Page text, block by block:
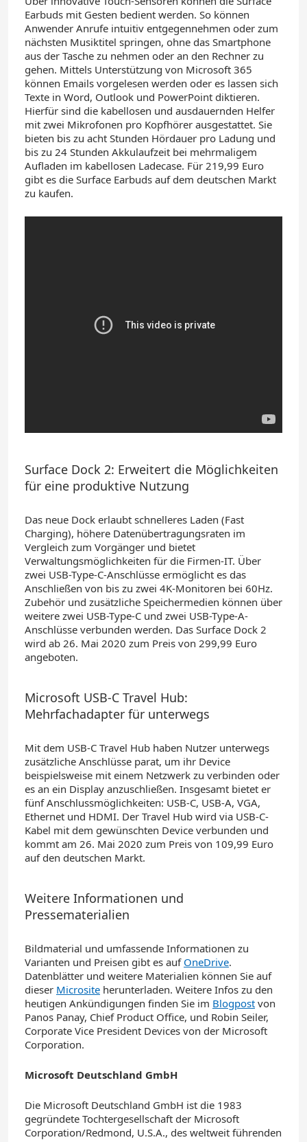
Earbuds mit Gesten bedient werden. So können
Anwender Anrufe intuitiv entgegennehmen oder zum
nächsten Musiktitel springen, ohne das Smartphone
aus der Tasche zu nehmen oder an den Rechner zu
gehen. Mittels Unterstützung von Microsoft 365
können Emails vorgelesen werden oder es lassen sich
Texte in Word, Outlook und PowerPoint diktieren.
Hierfür sind die kabellosen und ausdauernden Helfer
mit zwei Mikrofonen pro Kopfhörer ausgestattet. Sie
bieten bis zu acht Stunden Hördauer pro Ladung und
bis zu 24 Stunden Akkulaufzeit bei mehrmaligem
Aufladen im kabellosen Ladecase. Für 219,99 Euro
gibt es die Surface Earbuds auf dem deutschen Markt
zu kaufen.
Surface Dock 2: Erweitert die Möglichkeiten
für eine produktive Nutzung
Das neue Dock erlaubt schnelleres Laden (Fast
Charging), höhere Datenübertragungsraten im
Vergleich zum Vorgänger und bietet
Verwaltungsmöglichkeiten für die Firmen-IT. Über
zwei USB-Type-C-Anschlüsse ermöglicht es das
Anschließen von bis zu zwei 4K-Monitoren bei 60Hz.
Zubehör und zusätzliche Speichermedien können über
weitere zwei USB-Type-C und zwei USB-Type-A-
Anschlüsse verbunden werden. Das Surface Dock 2
wird ab 26. Mai 2020 zum Preis von 299,99 Euro
angeboten.
Microsoft USB-C Travel Hub:
Mehrfachadapter für unterwegs
Mit dem USB-C Travel Hub haben Nutzer unterwegs
zusätzliche Anschlüsse parat, um ihr Device
beispielsweise mit einem Netzwerk zu verbinden oder
es an ein Display anzuschließen. Insgesamt bietet er
fünf Anschlussmöglichkeiten: USB-C, USB-A, VGA,
Ethernet und HDMI. Der Travel Hub wird via USB-C-
Kabel mit dem gewünschten Device verbunden und
kommt am 26. Mai 2020 zum Preis von 109,99 Euro
auf den deutschen Markt.
Weitere Informationen und
Pressematerialien
Bildmaterial und umfassende Informationen zu
Varianten und Preisen gibt es auf OneDrive.
Datenblätter und weitere Materialien können Sie auf
dieser Microsite herunterladen. Weitere Infos zu den
heutigen Ankündigungen finden Sie im Blogpost von
Panos Panay, Chief Product Office, und Robin Seiler,
Corporate Vice President Devices von der Microsoft
Corporation.
Microsoft Deutschland GmbH
Die Microsoft Deutschland GmbH ist die 1983
gegründete Tochtergesellschaft der Microsoft
Corporation/Redmond, U.S.A., des weltweit führenden